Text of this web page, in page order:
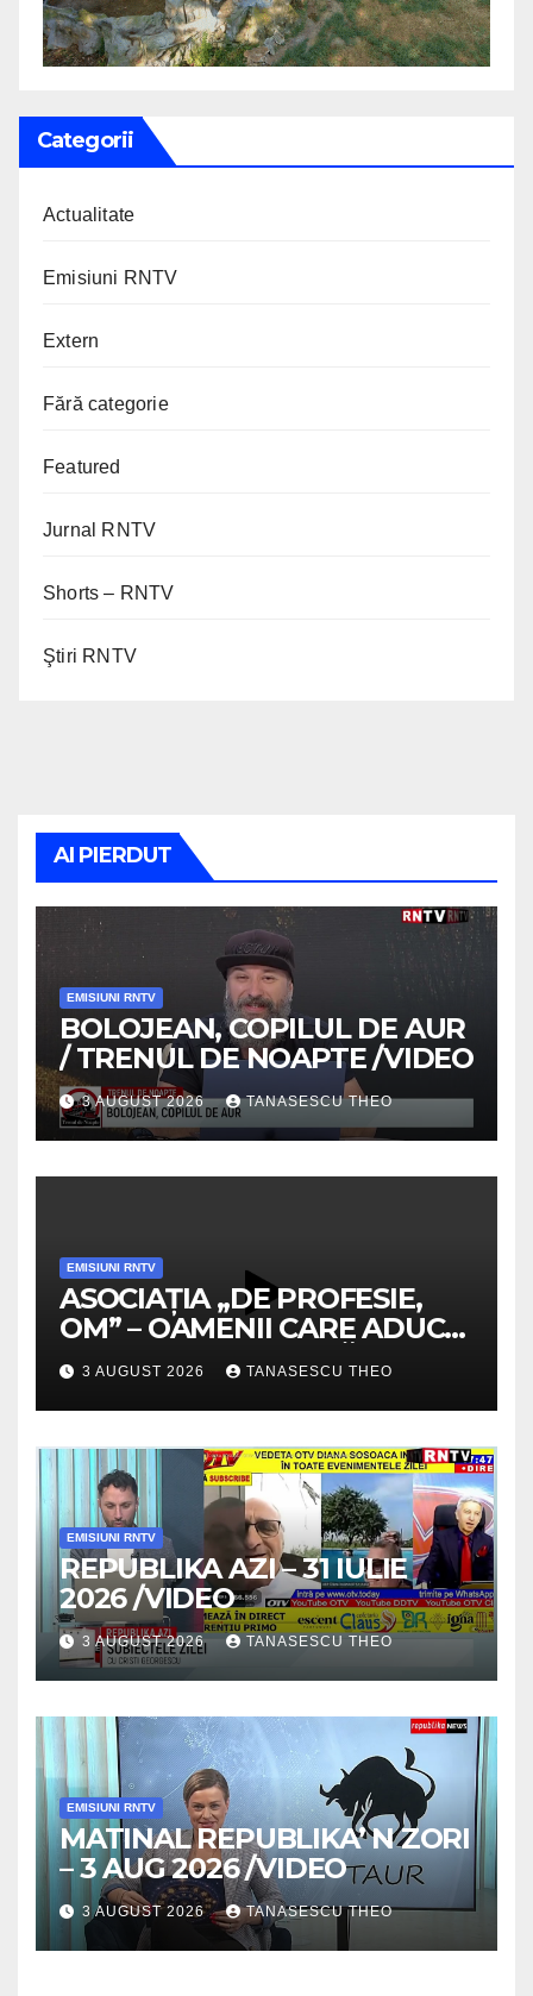
Categorii
Actualitate
Emisiuni RNTV
Extern
Fără categorie
Featured
Jurnal RNTV
Shorts – RNTV
Ştiri RNTV
AI PIERDUT
EMISIUNI RNTV
BOLOJEAN, COPILUL DE AUR
/ TRENUL DE NOAPTE /VIDEO
3 AUGUST 2026 TANASESCU THEO
EMISIUNI RNTV
ASOCIAȚIA „DE PROFESIE,
OM” – OAMENII CARE ADUC
VALOARE COMUNITĂȚII /
SECRETELE SUCCESULUI
/VIDEO
3 AUGUST 2026 TANASESCU THEO
EMISIUNI RNTV
REPUBLIKA AZI – 31 IULIE
2026 /VIDEO
3 AUGUST 2026 TANASESCU THEO
EMISIUNI RNTV
MATINAL REPUBLIKA’ N ZORI
– 3 AUG 2026 /VIDEO
3 AUGUST 2026 TANASESCU THEO